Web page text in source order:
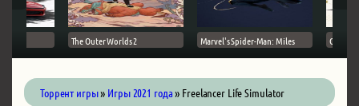
The Outer Worlds 2 Marvel's Spider-Man: Miles Ghost
Торрент игры» Игры 2021 года» Freelancer Life Simulator